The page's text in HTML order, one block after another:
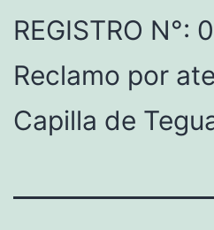
REGISTRO N°:
Reclamo por
Capilla de